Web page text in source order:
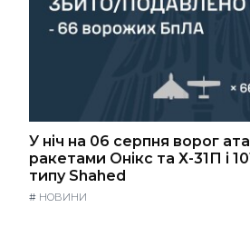
У ніч на 06 серпня ворог
ракетами Онікс та Х-31П і
типу Shahed
# НОВИНИ